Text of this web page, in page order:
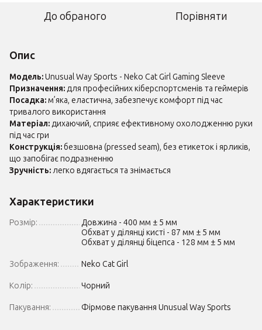
До обраного Порівняти
Опис
Модель:Unusual Way Sports - Neko Cat Girl Gaming Sleeve
Призначення:для професійних кіберспортсменів та геймерів
Посадка:м’яка, еластична, забезпечує комфорт під час
тривалого використання
Матеріал:дихаючий, сприяє ефективному охолодженню руки
під час гри
Конструкція:безшовна (pressed seam), без етикеток і ярликів,
що запобігає подразненню
Зручність:легко вдягається та знімається
Характеристики
Розмір:
Довжина - 400 мм ± 5 мм
Обхват у ділянці кисті - 87 мм ± 5 мм
Обхват у ділянці біцепса - 128 мм ± 5 мм
Зображення: Neko Cat Girl
Колір: Чорний
Пакування: Фірмове пакування Unusual Way Sports